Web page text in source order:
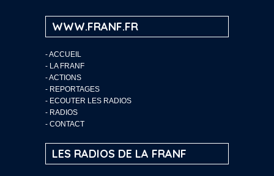
WWW.FRANF.FR
-ACCUEIL
- LA FRANF
-ACTIONS
- REPORTAGES
- ECOUTER LES RADIOS
- RADIOS
- CONTACT
LES RADIOS DE LA FRANF